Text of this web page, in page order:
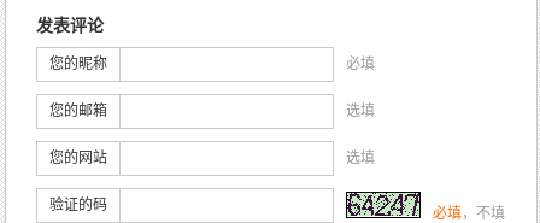
发表评论
您的昵称 必填
您的邮箱 选填
您的网站 选填
验证的码 必填，不填